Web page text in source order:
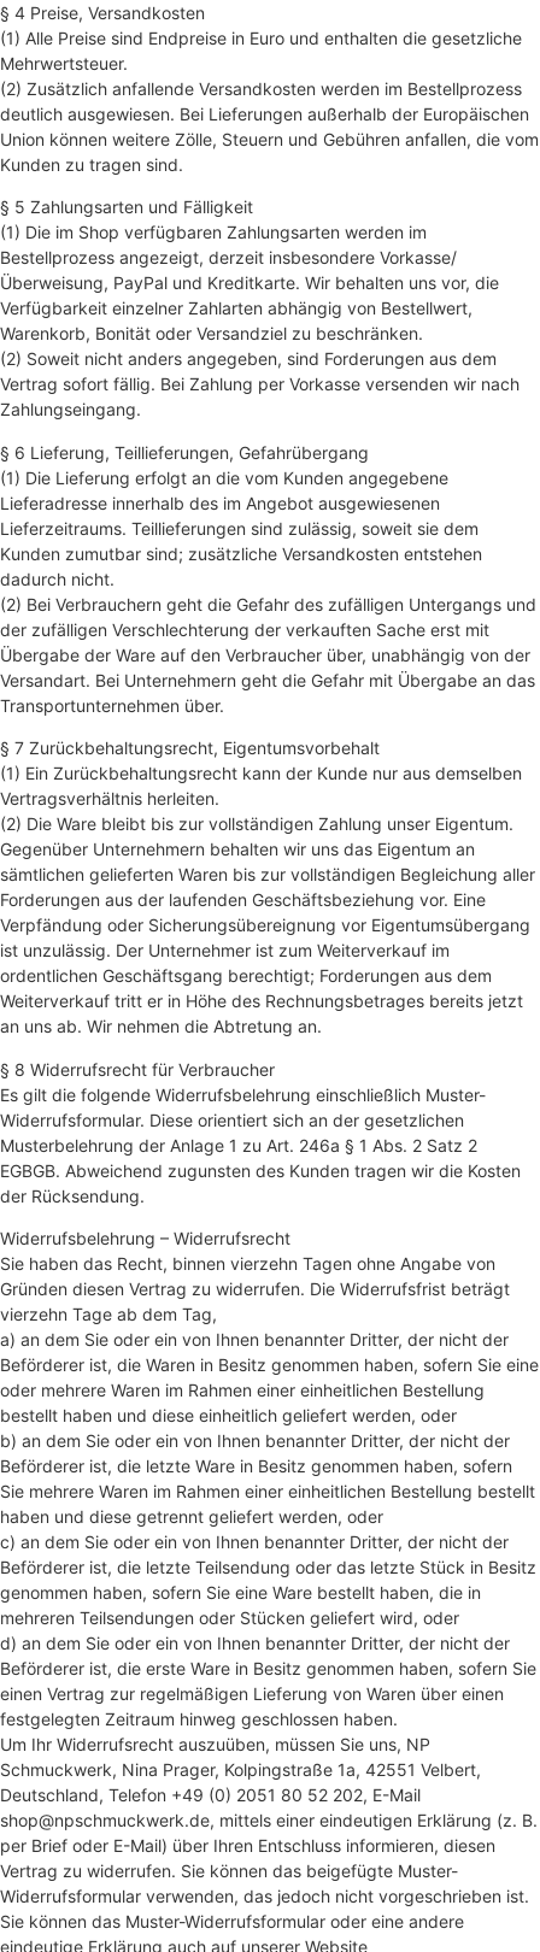
§ 4 Preise, Versandkosten
(1) Alle Preise sind Endpreise in Euro und enthalten die gesetzliche
Mehrwertsteuer.
(2) Zusätzlich anfallende Versandkosten werden im Bestellprozess
deutlich ausgewiesen. Bei Lieferungen außerhalb der Europäischen
Union können weitere Zölle, Steuern und Gebühren anfallen, die vom
Kunden zu tragen sind.
§ 5 Zahlungsarten und Fälligkeit
(1) Die im Shop verfügbaren Zahlungsarten werden im
Bestellprozess angezeigt, derzeit insbesondere Vorkasse/
Überweisung, PayPal und Kreditkarte. Wir behalten uns vor, die
Verfügbarkeit einzelner Zahlarten abhängig von Bestellwert,
Warenkorb, Bonität oder Versandziel zu beschränken.
(2) Soweit nicht anders angegeben, sind Forderungen aus dem
Vertrag sofort fällig. Bei Zahlung per Vorkasse versenden wir nach
Zahlungseingang.
§ 6 Lieferung, Teillieferungen, Gefahrübergang
(1) Die Lieferung erfolgt an die vom Kunden angegebene
Lieferadresse innerhalb des im Angebot ausgewiesenen
Lieferzeitraums. Teillieferungen sind zulässig, soweit sie dem
Kunden zumutbar sind; zusätzliche Versandkosten entstehen
dadurch nicht.
(2) Bei Verbrauchern geht die Gefahr des zufälligen Untergangs und
der zufälligen Verschlechterung der verkauften Sache erst mit
Übergabe der Ware auf den Verbraucher über, unabhängig von der
Versandart. Bei Unternehmern geht die Gefahr mit Übergabe an das
Transportunternehmen über.
§ 7 Zurückbehaltungsrecht, Eigentumsvorbehalt
(1) Ein Zurückbehaltungsrecht kann der Kunde nur aus demselben
Vertragsverhältnis herleiten.
(2) Die Ware bleibt bis zur vollständigen Zahlung unser Eigentum.
Gegenüber Unternehmern behalten wir uns das Eigentum an
sämtlichen gelieferten Waren bis zur vollständigen Begleichung aller
Forderungen aus der laufenden Geschäftsbeziehung vor. Eine
Verpfändung oder Sicherungsübereignung vor Eigentumsübergang
ist unzulässig. Der Unternehmer ist zum Weiterverkauf im
ordentlichen Geschäftsgang berechtigt; Forderungen aus dem
Weiterverkauf tritt er in Höhe des Rechnungsbetrages bereits jetzt
an uns ab. Wir nehmen die Abtretung an.
§ 8 Widerrufsrecht für Verbraucher
Es gilt die folgende Widerrufsbelehrung einschließlich Muster-
Widerrufsformular. Diese orientiert sich an der gesetzlichen
Musterbelehrung der Anlage 1 zu Art. 246a § 1 Abs. 2 Satz 2
EGBGB. Abweichend zugunsten des Kunden tragen wir die Kosten
der Rücksendung.
Widerrufsbelehrung – Widerrufsrecht
Sie haben das Recht, binnen vierzehn Tagen ohne Angabe von
Gründen diesen Vertrag zu widerrufen. Die Widerrufsfrist beträgt
vierzehn Tage ab dem Tag,
a) an dem Sie oder ein von Ihnen benannter Dritter, der nicht der
Beförderer ist, die Waren in Besitz genommen haben, sofern Sie eine
oder mehrere Waren im Rahmen einer einheitlichen Bestellung
bestellt haben und diese einheitlich geliefert werden, oder
b) an dem Sie oder ein von Ihnen benannter Dritter, der nicht der
Beförderer ist, die letzte Ware in Besitz genommen haben, sofern
Sie mehrere Waren im Rahmen einer einheitlichen Bestellung bestellt
haben und diese getrennt geliefert werden, oder
c) an dem Sie oder ein von Ihnen benannter Dritter, der nicht der
Beförderer ist, die letzte Teilsendung oder das letzte Stück in Besitz
genommen haben, sofern Sie eine Ware bestellt haben, die in
mehreren Teilsendungen oder Stücken geliefert wird, oder
d) an dem Sie oder ein von Ihnen benannter Dritter, der nicht der
Beförderer ist, die erste Ware in Besitz genommen haben, sofern Sie
einen Vertrag zur regelmäßigen Lieferung von Waren über einen
festgelegten Zeitraum hinweg geschlossen haben.
Um Ihr Widerrufsrecht auszuüben, müssen Sie uns, NP
Schmuckwerk, Nina Prager, Kolpingstraße 1a, 42551 Velbert,
Deutschland, Telefon +49 (0) 2051 80 52 202, E-Mail
shop@npschmuckwerk.de, mittels einer eindeutigen Erklärung (z. B.
per Brief oder E-Mail) über Ihren Entschluss informieren, diesen
Vertrag zu widerrufen. Sie können das beigefügte Muster-
Widerrufsformular verwenden, das jedoch nicht vorgeschrieben ist.
Sie können das Muster-Widerrufsformular oder eine andere
eindeutige Erklärung auch auf unserer Website